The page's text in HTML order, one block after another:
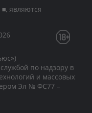
являются
по надзору в
и массовых
Эл № ФС77 –